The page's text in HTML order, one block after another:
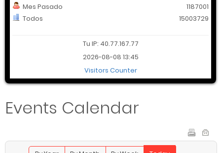
Mes Pasado
Todos
1187001
15003729
Tu IP: 40.77.167.77
2026-08-08 13:45
Visitors Counter
Events Calendar